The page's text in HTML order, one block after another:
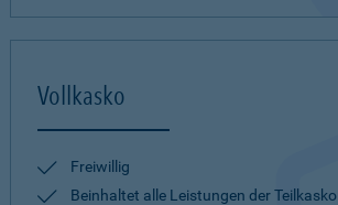
Vollkasko
Freiwillig
Beinhaltet alle Leistungen der Teilkasko